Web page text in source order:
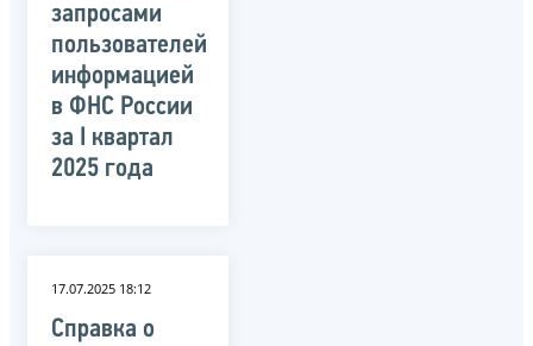
запросами
пользователей
информацией
в ФНС России
за I квартал
2025 года
17.07.2025 18:12
Справка о